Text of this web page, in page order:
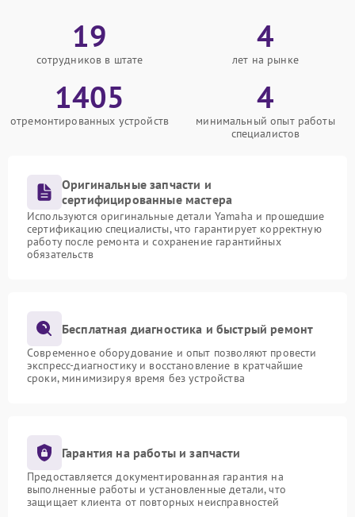
19
сотрудников в штате
4
лет на рынке
1405
отремонтированных устройств
4
минимальный опыт работы
специалистов
Оригинальные запчасти и
сертифицированные мастера
Используются оригинальные детали Yamaha и прошедшие
сертификацию специалисты, что гарантирует корректную
работу после ремонта и сохранение гарантийных
обязательств
Бесплатная диагностика и быстрый ремонт
Современное оборудование и опыт позволяют провести
экспресс-диагностику и восстановление в кратчайшие
сроки, минимизируя время без устройства
Гарантия на работы и запчасти
Предоставляется документированная гарантия на
выполненные работы и установленные детали, что
защищает клиента от повторных неисправностей